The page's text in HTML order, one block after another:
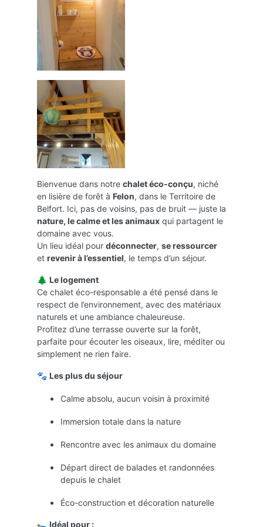
Bienvenue dans notre chalet éco-conçu, niché
en lisière de forêt à Felon, dans le Territoire de
Belfort. Ici, pas de voisins, pas de bruit — juste la
nature, le calme et les animaux qui partagent le
domaine avec vous.
Un lieu idéal pour déconnecter, se ressourcer
et revenir à l’essentiel, le temps d’un séjour.
🌲 Le logement
Ce chalet éco-responsable a été pensé dans le
respect de l’environnement, avec des matériaux
naturels et une ambiance chaleureuse.
Profitez d’une terrasse ouverte sur la forêt,
parfaite pour écouter les oiseaux, lire, méditer ou
simplement ne rien faire.
🐾 Les plus du séjour
Calme absolu, aucun voisin à proximité
Immersion totale dans la nature
Rencontre avec les animaux du domaine
Départ direct de balades et randonnées
depuis le chalet
Éco-construction et décoration naturelle
🛌 Idéal pour :